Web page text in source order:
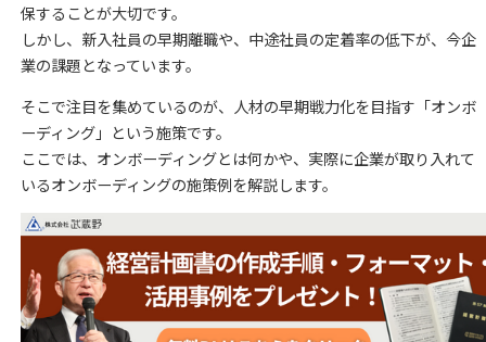
保することが大切です。
しかし、新入社員の早期離職や、中途社員の定着率の低下が、今企
業の課題となっています。
そこで注目を集めているのが、人材の早期戦力化を目指す「オンボ
ーディング」という施策です。
ここでは、オンボーディングとは何かや、実際に企業が取り入れて
いるオンボーディングの施策例を解説します。